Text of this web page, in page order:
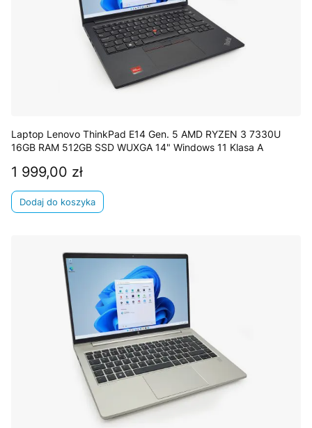
Laptop Lenovo ThinkPad E14 Gen. 5 AMD RYZEN 3 7330U
16GB RAM 512GB SSD WUXGA 14" Windows 11 Klasa A
Cena
1 999,00 zł
Dodaj do koszyka